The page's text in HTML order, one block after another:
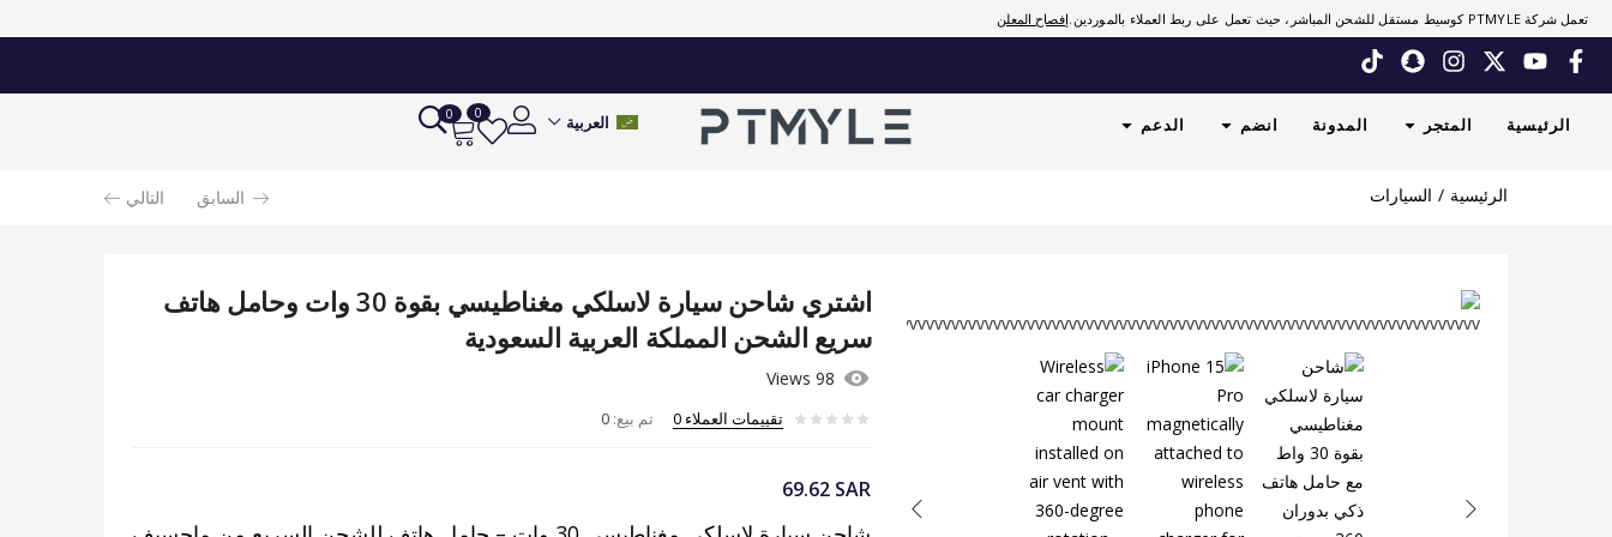
تعمل شركة PTMYLE كوسيط مستقل للشحن المباشر، حيث تعمل على ربط العملاء بالموردين. إفصاح المعلن
الرئيسية المتجر المدونة انضم الدعم العربية 0
0
الرئيسية السيارات السابق التالي
المملكة
السعودية
تقييمات
اشتري شاحن سيارة لاسلكي مغناطيسي بقوة 30 وات وحامل هاتف
سريع الشحن المملكة العربية السعودية
98 Views
تقييمات العملاء 0 تم بيع: 0
69.62 SAR